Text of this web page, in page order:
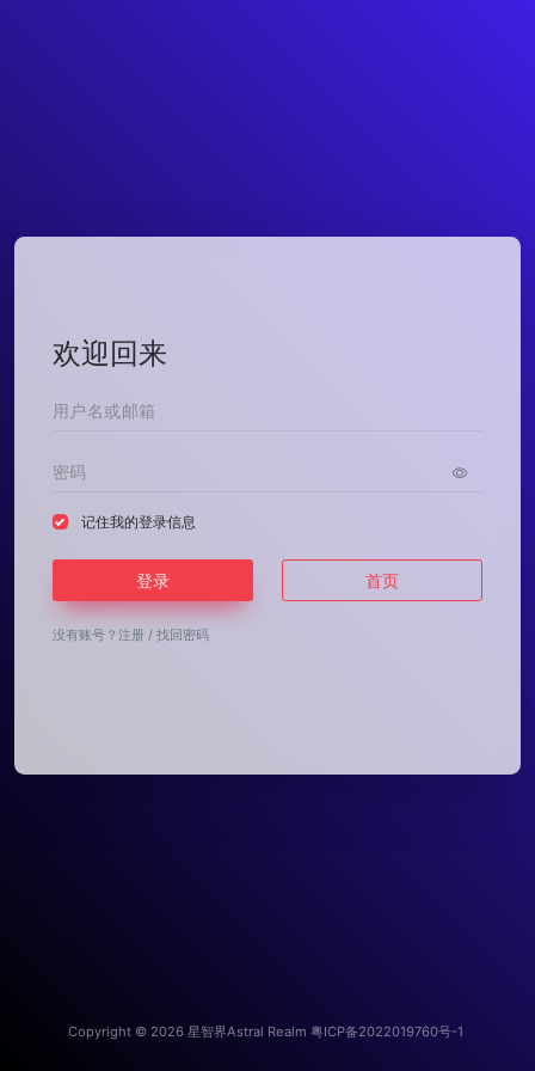
欢迎回来
记住我的登录信息
登录 首页
没有账号？ 注册 / 找回密码
Copyright © 2026 星智界Astral Realm 粤ICP备2022019760号-1